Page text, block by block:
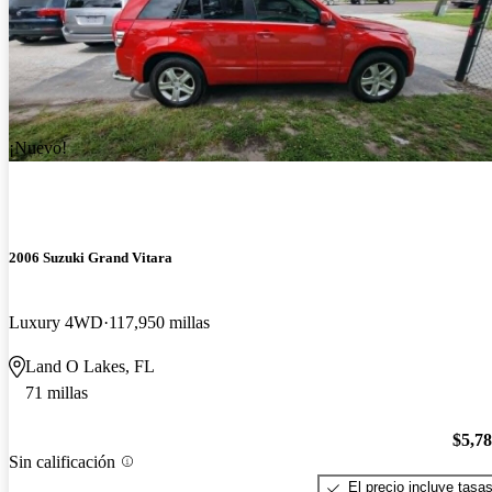
¡Nuevo!
2006 Suzuki Grand Vitara
Luxury 4WD 117,950 millas
Land O Lakes, FL
71 millas
Sin calificación
El precio incluye tasas